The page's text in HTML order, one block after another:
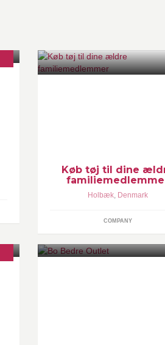
Køb tøj til dine
Holbæk, Denmark
COMPANY